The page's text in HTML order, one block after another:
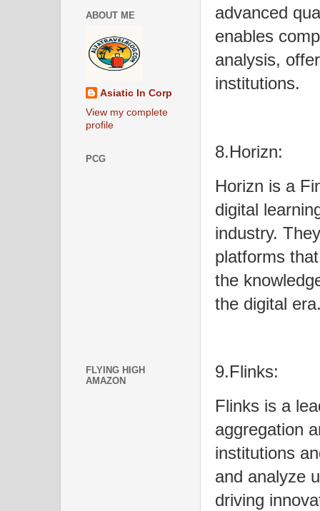
advanced
enables
analysis,
institutions.
8.Horizn:
Horizn is a
digital
industry.
platforms
the
the digital
9.Flinks:
Flinks is a
aggregation
institutions
and analyze
driving
ABOUT ME
Asiatic In Corp
View my complete
profile
PCG
FLYING HIGH
AMAZON